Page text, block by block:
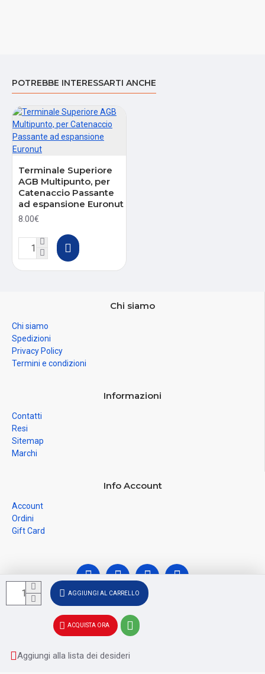
AGGIUNGI AL CARRELLO
ACQUISTA ORA
Aggiungi alla lista dei desideri
POTREBBE INTERESSARTI ANCHE
Terminale Superiore
AGB Multipunto, per
Catenaccio Passante
ad espansione Euronut
8.00€
Chi siamo
Chi siamo
Spedizioni
Privacy Policy
Termini e condizioni
Informazioni
Contatti
Resi
Sitemap
Marchi
Info Account
Account
Ordini
Gift Card
© Ferramenta Santoro Domenico 2026, C.F.
SNTDNC60T04F481U, P.IVA IT02228110652 - Registro delle